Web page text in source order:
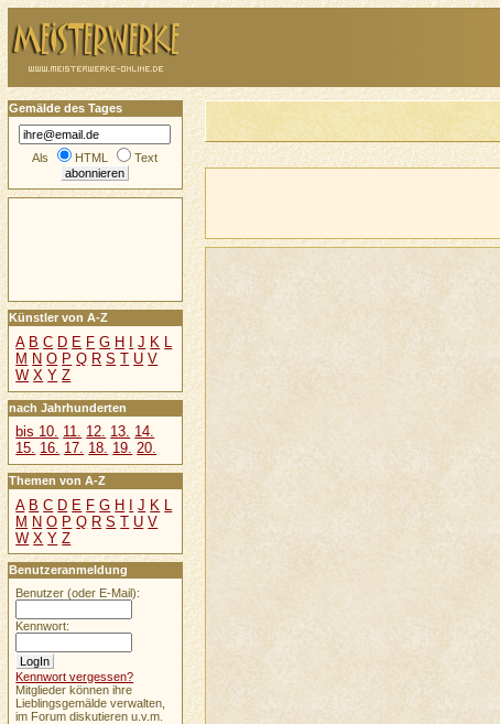
Gemälde des Tages
Als HTML Text
Künstler von A-Z
A B C D E F G H J K L
M N O P Q R S T U V
W X Y Z
nach Jahrhunderten
bis 10. 11. 12. 13. 14.
15. 16. 17. 18. 19. 20.
Themen von A-Z
A B C D E F G H I J K L
M N O P Q R S T U V
W X Y Z
Benutzeranmeldung
Benutzer (oder E-Mail):
Kennwort:
Kennwort vergessen?
Mitglieder können ihre
Lieblingsgemälde verwalten,
im Forum diskutieren u.v.m.